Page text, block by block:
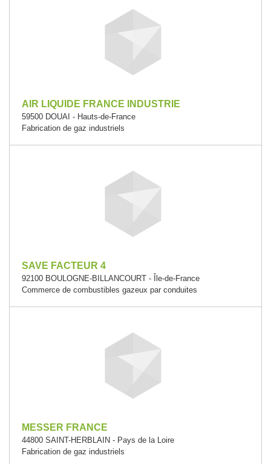
AIR LIQUIDE FRANCE INDUSTRIE
59500 DOUAI - Hauts-de-France
Fabrication de gaz industriels
SAVE FACTEUR 4
92100 BOULOGNE-BILLANCOURT - Île-de-France
Commerce de combustibles gazeux par conduites
MESSER FRANCE
44800 SAINT-HERBLAIN - Pays de la Loire
Fabrication de gaz industriels